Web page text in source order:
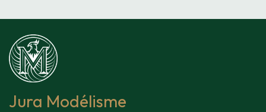
Jura Modélisme